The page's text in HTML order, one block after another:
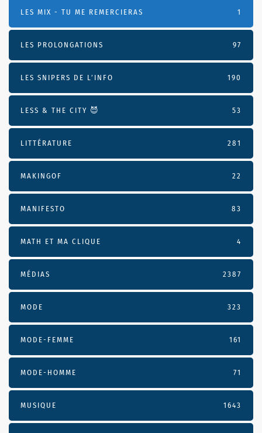
LES MIX - TU ME REMERCIERAS 1
LES PROLONGATIONS 97
LES SNIPERS DE L’INFO 190
LESS & THE CITY 😈 53
LITTÉRATURE 281
MAKINGOF 22
MANIFESTO 83
MATH ET MA CLIQUE 4
MÉDIAS 2387
MODE 323
MODE-FEMME 161
MODE-HOMME 71
MUSIQUE 1643